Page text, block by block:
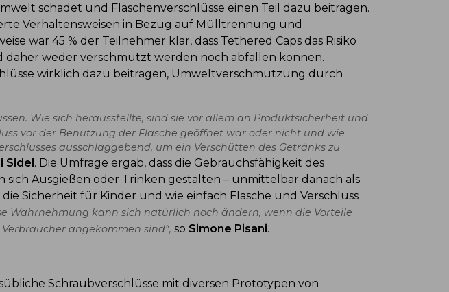
schadet und Flaschenverschlüsse einen Teil dazu beitragen.
Verhaltensweisen in Bezug auf Mülltrennung und
war 45 % der Teilnehmer klar, dass Tethered Caps das Risiko
daher weder verschmutzt werden noch abfallen können.
wirklich dazu beitragen, Umweltverschmutzung durch
Wie sich herausstellte, sind sie vor allem an Produktsicherheit und
vor der Benutzung der Flasche geöffnet war oder nicht und wie
ausschlaggebend, um ein Verschütten des Getränks zu
Sidel. Die Umfrage ergab, dass die Gebrauchsfähigkeit des
sich Ausgießen oder Trinken gestalten – unmittelbar danach als
Sicherheit für Kinder und wie einfach Flasche und Verschluss
Wahrnehmung kann sich natürlich noch ändern, wenn die Vorteile
angekommen sind“, so Simone Pisani.
Schraubverschlüsse mit diversen Prototypen von